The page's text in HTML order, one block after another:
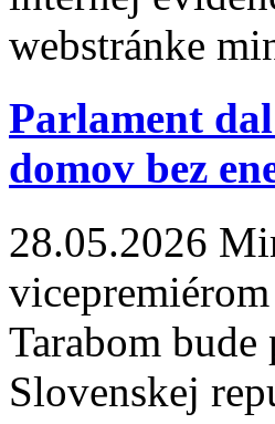
webstránke
Parlament
domov bez
28.05.2026
Tarabom
Slovenskej